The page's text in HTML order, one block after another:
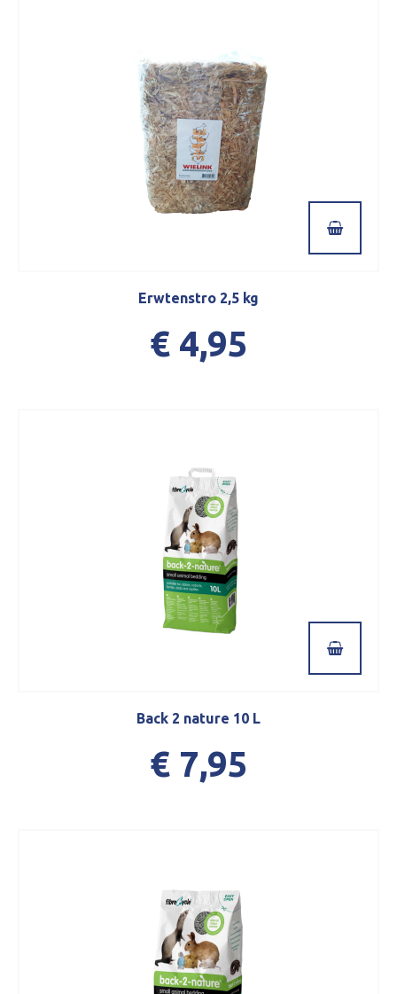
Erwtenstro 2,5 kg
€ 4,95
Back 2 nature 10 L
€ 7,95